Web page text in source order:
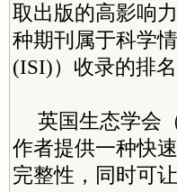
取出版的高影响
种期刊属于科学
(ISI)）收录的排
英国生态学会
作者提供一种快
完整性，同时可